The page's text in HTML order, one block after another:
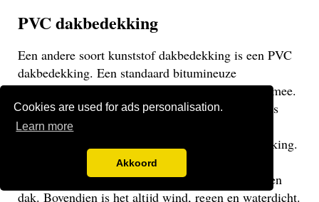
Cookies are used for ads personalisation.
Learn more
Akkoord
PVC dakbedekking
Een andere soort kunststof dakbedekking is een PVC
dakbedekking. Een standaard bitumineuze
dakbedekking gaat veelal niet langer dan 15 jaar mee.
Een EPDM of PVC dak gaat veel langer mee en is
daarom een stuk duurzamer. Een PVC dak heeft
dezelfde eigenschappen als een EPDM dakbedekking.
Het gaat weliswaar iets minder lang mee dan een
EPDM dak, maar uiteraard langer dan een bitumen
dak. Bovendien is het altijd wind, regen en waterdicht.